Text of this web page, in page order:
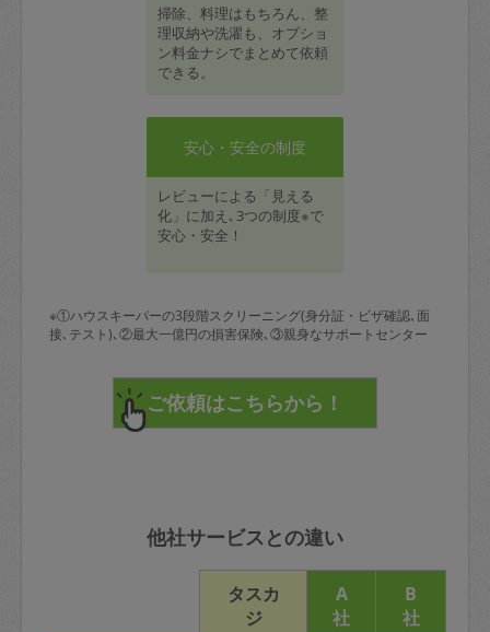
掃除、料理はもちろん、整
理収納や洗濯も、オプショ
ン料金ナシでまとめて依頼
できる。
安心・安全の制度
レビューによる「見える
化」に加え､3つの制度※で
安心・安全！
※①ハウスキーパーの3段階スクリーニング(身分証・ビザ確認､面
接､テスト)､②最大一億円の損害保険､③親身なサポートセンター
他社サービスとの違い
タスカ
ジ
A
社
B
社